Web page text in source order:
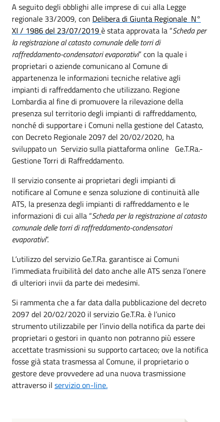
A seguito degli obblighi alle imprese di cui alla Legge
regionale 33/2009, con Delibera di Giunta Regionale N°
XI / 1986 del 23/07/2019è stata approvata la “Scheda per
la registrazione al catasto comunale delle torri di
raffreddamento-condensatori evaporativi” con la quale i
proprietari o aziende comunicano al Comune di
appartenenza le informazioni tecniche relative agli
impianti di raffreddamento che utilizzano. Regione
Lombardia al fine di promuovere la rilevazione della
presenza sul territorio degli impianti di raffreddamento,
nonché di supportare i Comuni nella gestione del Catasto,
con Decreto Regionale 2097 del 20/02/2020, ha
sviluppato un Servizio sulla piattaforma online Ge.T.Ra.-
Gestione Torri di Raffreddamento.
Il servizio consente ai proprietari degli impianti di
notificare al Comune e senza soluzione di continuità alle
ATS, la presenza degli impianti di raffreddamento e le
informazioni di cui alla “Scheda per la registrazione al catasto
comunale delle torri di raffreddamento-condensatori
evaporativi”.
L’utilizzo del servizio Ge.T.Ra. garantisce ai Comuni
l’immediata fruibilità del dato anche alle ATS senza l’onere
di ulteriori invii da parte dei medesimi.
Si rammenta che a far data dalla pubblicazione del decreto
2097 del 20/02/2020 il servizio Ge.T.Ra. è l’unico
strumento utilizzabile per l’invio della notifica da parte dei
proprietari o gestori in quanto non potranno più essere
accettate trasmissioni su supporto cartaceo; ove la notifica
fosse già stata trasmessa al Comune, il proprietario o
gestore deve provvedere ad una nuova trasmissione
attraverso il servizio on-line.